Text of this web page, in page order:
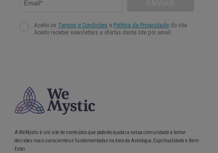
A WeMystic é um site de conteúdos que poderão ajudar a nossa comunidade a tomar
decisões mais conscientes e fundamentadas na área da Astrologia, Espiritualidade e Bem-
Estar.